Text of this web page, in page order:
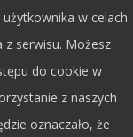
w celach
z serwisu. Możesz
do cookie w
z naszych
oznaczało, że